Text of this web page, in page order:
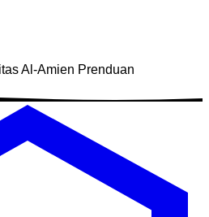
Al-Amien Prenduan